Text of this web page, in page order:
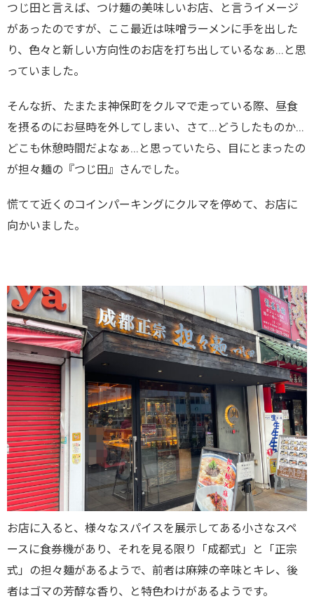
つじ田と言えば、つけ麺の美味しいお店、と言うイメージ
があったのですが、ここ最近は味噌ラーメンに手を出した
り、色々と新しい方向性のお店を打ち出しているなぁ…と思
っていました。
そんな折、たまたま神保町をクルマで走っている際、昼食
を摂るのにお昼時を外してしまい、さて…どうしたものか…
どこも休憩時間だよなぁ…と思っていたら、目にとまったの
が担々麺の『つじ田』さんでした。
慌てて近くのコインパーキングにクルマを停めて、お店に
向かいました。
お店に入ると、様々なスパイスを展示してある小さなスペ
ースに食券機があり、それを見る限り「成都式」と「正宗
式」の担々麺があるようで、前者は麻辣の辛味とキレ、後
者はゴマの芳醇な香り、と特色わけがあるようです。